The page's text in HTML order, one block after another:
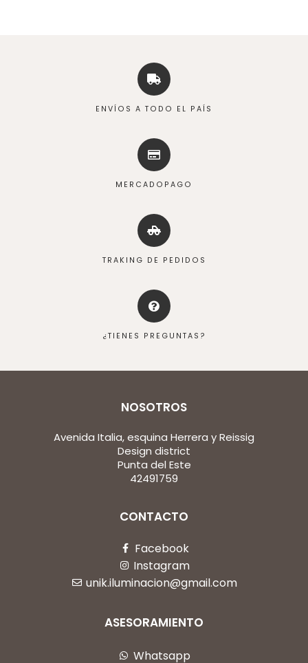
ENVÍOS A TODO EL PAÍS
MERCADOPAGO
TRAKING DE PEDIDOS
¿TIENES PREGUNTAS?
NOSOTROS
Avenida Italia, esquina Herrera y Reissig
Design district
Punta del Este
42491759
CONTACTO
Facebook
Instagram
unik.iluminacion@gmail.com
ASESORAMIENTO
Whatsapp